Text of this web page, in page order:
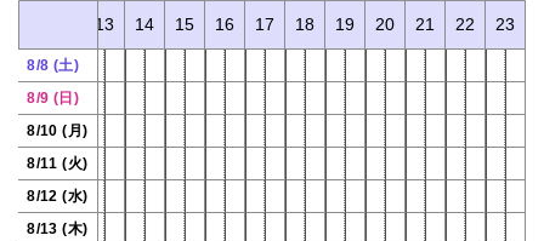
13 14 15 16 17 18 19 20 21 22 23
8/8 (土)
8/9 (日)
8/10 (月)
8/11 (火)
8/12 (水)
8/13 (木)